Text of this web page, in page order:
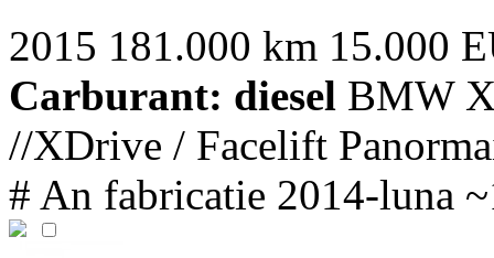
2015 181.000 km 15.000
Carburant: diesel BMW
//XDrive / Facelift
# An fabricatie 2014-luna